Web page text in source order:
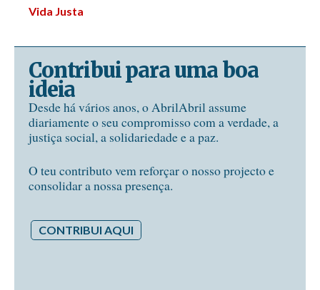
Vida Justa
Contribui para uma boa
ideia
Desde há vários anos, o AbrilAbril assume
diariamente o seu compromisso com a verdade, a
justiça social, a solidariedade e a paz.
O teu contributo vem reforçar o nosso projecto e
consolidar a nossa presença.
CONTRIBUI AQUI